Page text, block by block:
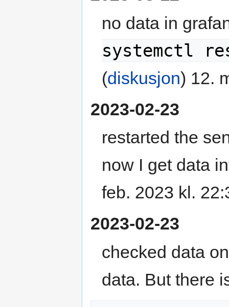
no data in
systemctl
(diskusjon) 12.
2023-02-23
restarted the
now I get data
feb. 2023 kl.
2023-02-23
checked data
data. But there